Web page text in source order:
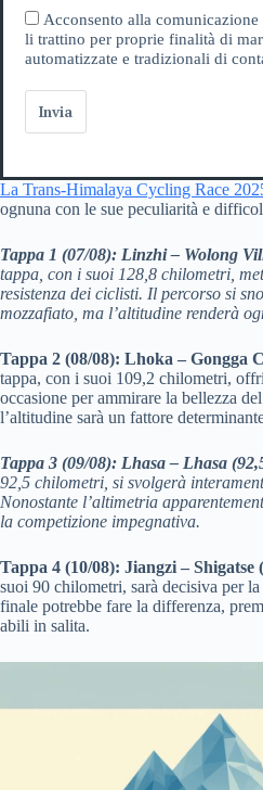
Acconsento alla
li trattino per proprie finalità di
automatizzate e tradizionali di
Invia
La Trans-Himalaya Cycling Race
ognuna con le sue peculiarità e
Tappa 1 (07/08): Linzhi – Wolong
tappa, con i suoi 128,8 chilometri,
resistenza dei ciclisti. Il percorso si
mozzafiato, ma l’altitudine renderà
Tappa 2 (08/08): Lhoka – Gongga
tappa, con i suoi 109,2 chilometri,
occasione per ammirare la bellezza
l’altitudine sarà un fattore
Tappa 3 (09/08): Lhasa – Lhasa
92,5 chilometri, si svolgerà
Nonostante l’altimetria
la competizione impegnativa.
Tappa 4 (10/08): Jiangzi – Shigatse
suoi 90 chilometri, sarà decisiva per
finale potrebbe fare la differenza,
abili in salita.